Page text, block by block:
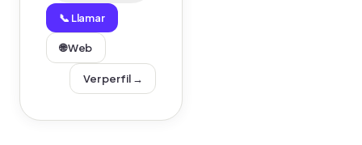
📞 Llamar
🌐 Web
Ver perfil →